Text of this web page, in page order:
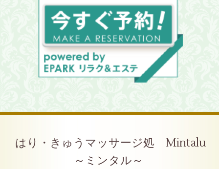
はり・きゅうマッサージ処 Mintalu
～ミンタル～